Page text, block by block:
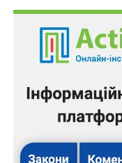
«враховує», по-
«враховує» – бере
чимось при
чином, можна
Стосовноч. 1 ст. 417
постанові суду
для суду першої та
нового розгляду